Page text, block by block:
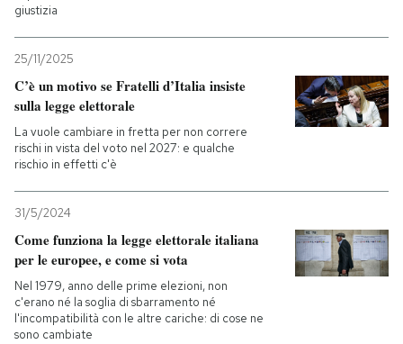
giustizia
25/11/2025
C’è un motivo se Fratelli d’Italia insiste
sulla legge elettorale
La vuole cambiare in fretta per non correre
rischi in vista del voto nel 2027: e qualche
rischio in effetti c'è
31/5/2024
Come funziona la legge elettorale italiana
per le europee, e come si vota
Nel 1979, anno delle prime elezioni, non
c'erano né la soglia di sbarramento né
l'incompatibilità con le altre cariche: di cose ne
sono cambiate